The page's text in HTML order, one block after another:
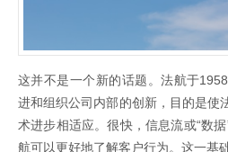
这并不是一个新的话题。法航于
进和组织公司内部的创新，目的是使
术进步相适应。很快，信息流或“数
航可以更好地了解客户行为。这一基